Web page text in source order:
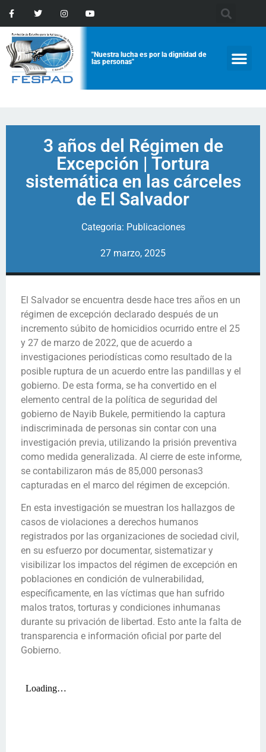
"Nuestra lucha es por la dignidad de
las personas"
3 años del Régimen de
Excepción | Tortura
sistemática en las cárceles
de El Salvador
Categoria: Publicaciones
27 marzo, 2025
El Salvador se encuentra desde hace tres años en un
régimen de excepción declarado después de un
incremento súbito de homicidios ocurrido entre el 25
y 27 de marzo de 2022, que de acuerdo a
investigaciones periodísticas como resultado de la
posible ruptura de un acuerdo entre las pandillas y el
gobierno. De esta forma, se ha convertido en el
elemento central de la política de seguridad del
gobierno de Nayib Bukele, permitiendo la captura
indiscriminada de personas sin contar con una
investigación previa, utilizando la prisión preventiva
como medida generalizada. Al cierre de este informe,
se contabilizaron más de 85,000 personas3
capturadas en el marco del régimen de excepción.
En esta investigación se muestran los hallazgos de
casos de violaciones a derechos humanos
registrados por las organizaciones de sociedad civil,
en su esfuerzo por documentar, sistematizar y
visibilizar los impactos del régimen de excepción en
poblaciones en condición de vulnerabilidad,
específicamente, en las víctimas que han sufrido
malos tratos, torturas y condiciones inhumanas
durante su privación de libertad. Esto ante la falta de
transparencia e información oficial por parte del
Gobierno.